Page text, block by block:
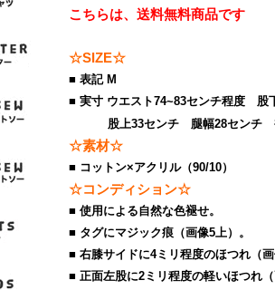
こちらは、送料無料商品です
☆SIZE☆
■ 表記 M
■ 実寸 ウエスト74~83センチ程度 股
股上33センチ 腿幅28センチ
☆素材☆
■ コットン×アクリル（90/10）
☆コンディション☆
■ 使用による自然な色褪せ。
■ タグにマジック痕（画像5上）。
■ 右膝サイドに4ミリ程度のほつれ（
■ 正面左股に2ミリ程度の軽いほつれ